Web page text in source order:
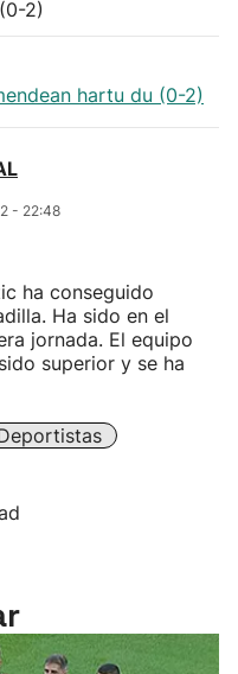
2)
hartu du (0-2)
- 22:48
ha conseguido
Ha sido en el
jornada. El equipo
superior y se ha